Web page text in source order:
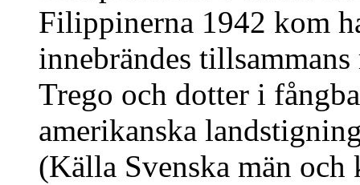
Filippinerna 1942 kom
innebrändes
Trego och dotter i
amerikanska
(Källa Svenska män